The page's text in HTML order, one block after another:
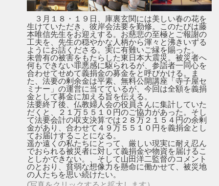
３月１８・１９日、庫裏玄関には美しい春の花を
生けていただき、彼岸会法要を勤修。このたびは藤
本唯信先生をお迎えする。お慈悲の至極とご報謝の
工夫を、先生の穏やかな人柄から渾々と沸きいずる
ようにお話くださる。実に有難いご縁を賜った。
未曾有の被害をもたらした東日本大震災。被災者へ
何もできない罪悪感に駆られるが、参詣者一同心を
合わせてせめて義捐金の募金をと呼びかける。ま
た、法要の剰余金は平素、無料公開講座「寺子屋セ
ミナー」の運営に当てているが、今回は全額を義捐
金として募金に加える旨を伝える。
法要終了後、仏教婦人会の役員さんに集計していた
だくと、２１万５５１０円のご協力があった。そし
て法要会計の収支決算では２８万２１５４円の余剰
金があり、合わせて４９万５５１０円を義捐金とし
てお届けすることになる。
遥か遠くの私たちにとって、厳しい現実に耐え忍ん
でおられる被災者に対して義捐金や物資を届けるこ
としかできない。、そして山田洋二監督のコメント
のとおり、貧弱な想像力を懸命に働かせて、被災地
の人たちを思い続けたい。